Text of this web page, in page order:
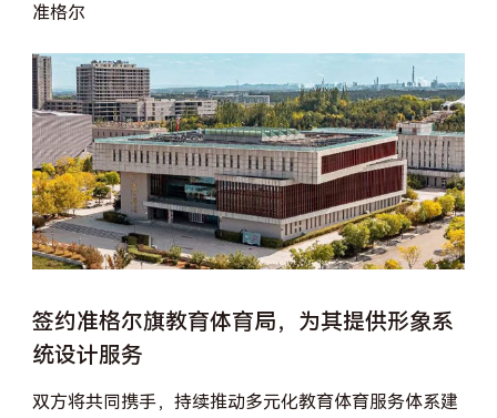
准格尔
签约准格尔旗教育体育局，为其提供形象系
统设计服务
双方将共同携手，持续推动多元化教育体育服务体系建